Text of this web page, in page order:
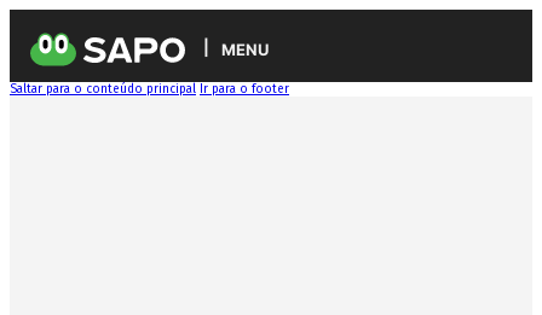
MENU
Saltar para o conteúdo principal Ir para o footer